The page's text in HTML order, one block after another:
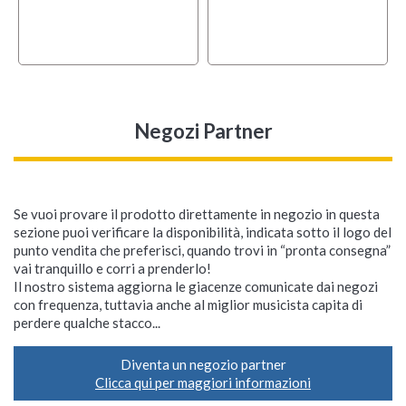
Negozi Partner
Se vuoi provare il prodotto direttamente in negozio in questa
sezione puoi verificare la disponibilità, indicata sotto il logo del
punto vendita che preferisci, quando trovi in “pronta consegna”
vai tranquillo e corri a prenderlo!
Il nostro sistema aggiorna le giacenze comunicate dai negozi
con frequenza, tuttavia anche al miglior musicista capita di
perdere qualche stacco...
Diventa un negozio partner
Clicca qui per maggiori informazioni